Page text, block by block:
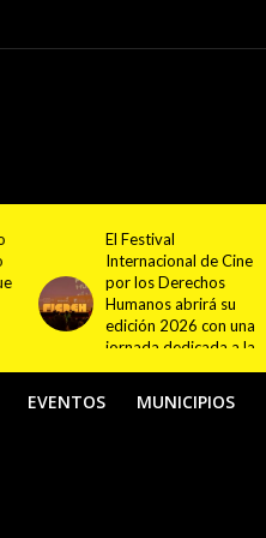
¡Por el oro! Colombia
enfrenta esta noche a
México en la gran
final del fútbol
femenino
centroamericano
EVENTOS MUNICIPIOS